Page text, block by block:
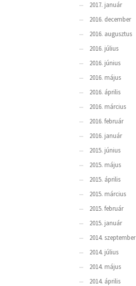
2017. január
2016. december
2016. augusztus
2016. július
2016. június
2016. május
2016. április
2016. március
2016. február
2016. január
2015. június
2015. május
2015. április
2015. március
2015. február
2015. január
2014. szeptember
2014. július
2014. május
2014. április